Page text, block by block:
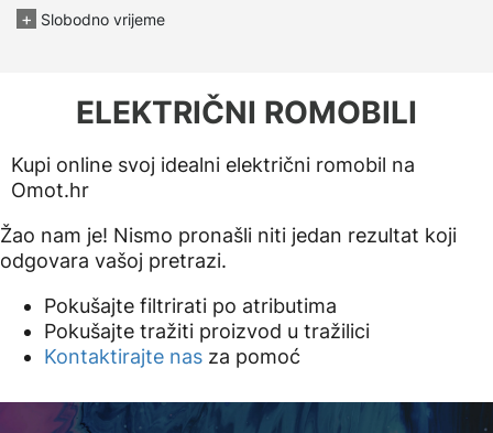
Slobodno vrijeme
ELEKTRIČNI ROMOBILI
Kupi online svoj idealni električni romobil na
Omot.hr
Žao nam je! Nismo pronašli niti jedan rezultat koji
odgovara vašoj pretrazi.
Pokušajte filtrirati po atributima
Pokušajte tražiti proizvod u tražilici
Kontaktirajte nas za pomoć